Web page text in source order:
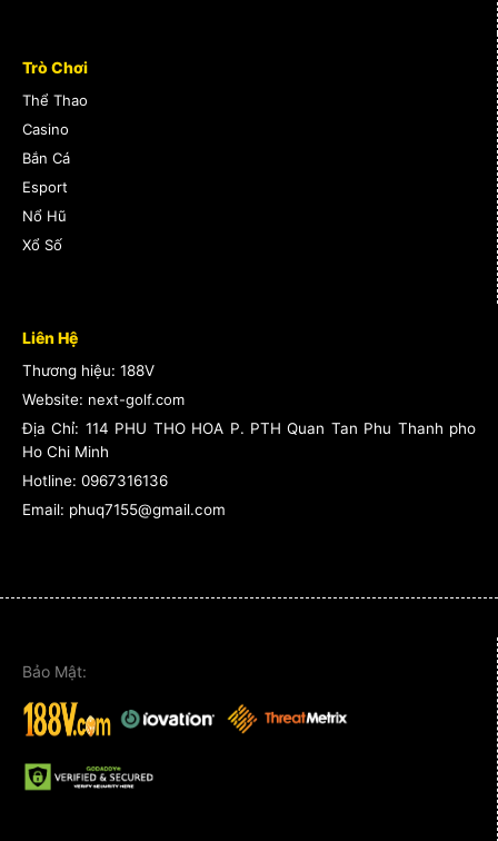
Trò Chơi
Thể Thao
Casino
Bắn Cá
Esport
Nổ Hũ
Xổ Số
Liên Hệ
Thương hiệu: 188V
Website: next-golf.com
Địa Chỉ: 114 PHU THO HOA P. PTH Quan Tan Phu Thanh pho
Ho Chi Minh
Hotline: 0967316136
Email: phuq7155@gmail.com
Bảo Mật: